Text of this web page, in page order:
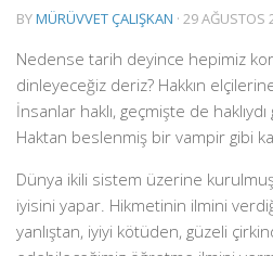
BYMÜRÜVVET ÇALIŞKAN · 29 AĞUSTOS
Nedense tarih deyince hepimiz
dinleyeceğiz deriz? Hakkın
İnsanlar haklı, geçmişte de
Haktan beslenmiş bir vampir gibi
Dünya ikili sistem üzerine
iyisini yapar. Hikmetinin ilmini
yanlıştan, iyiyi kötüden, güzeli